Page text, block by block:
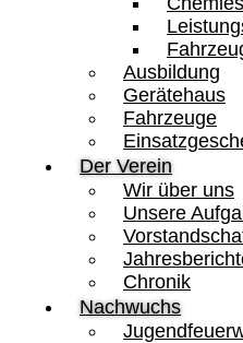
Ausbildung
Gerätehaus
Fahrzeuge
Der Verein
Wir über uns
Unsere
Chronik
Nachwuchs